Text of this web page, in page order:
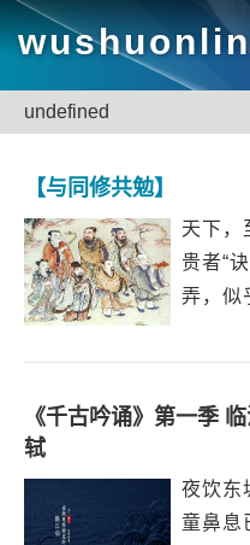
undefined
【与同修共勉】
天下，
贵者“
弄，似
《千古吟诵》第一季
轼
夜饮东
童鼻息